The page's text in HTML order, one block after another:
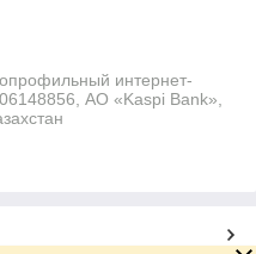
интернет-
АО «Kaspi Bank»,